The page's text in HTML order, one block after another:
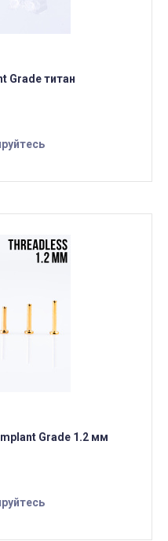
Grade титан
Grade 1.2 мм